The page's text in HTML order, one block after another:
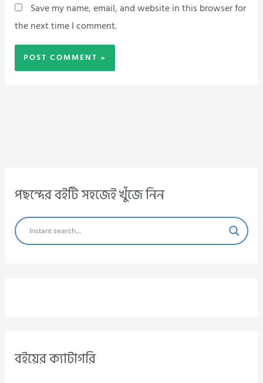
Save my name, email, and website in this browser for
the next time I comment.
পছন্দের বইটি সহজেই খুঁজে নিন
বইয়ের ক্যাটাগরি